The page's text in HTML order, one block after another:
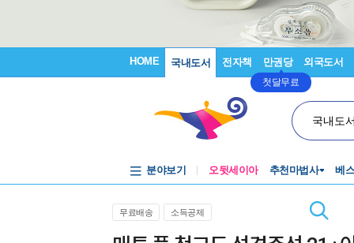
HOME 국내도서 전자책 만권당
첫달무료
외국도서
국내도
분야보기 오뒷세이아 추천마법사 베
무료배송 소득공제